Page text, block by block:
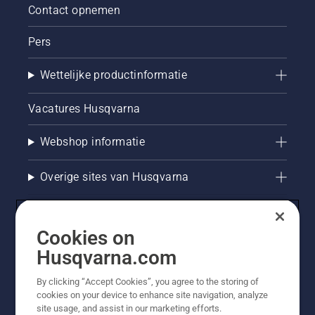
Contact opnemen
Pers
Wettelijke productinformatie
Vacatures Husqvarna
Webshop informatie
Overige sites van Husqvarna
Cookies on
Husqvarna.com
By clicking “Accept Cookies”, you agree to the storing of
cookies on your device to enhance site navigation, analyze
site usage, and assist in our marketing efforts.